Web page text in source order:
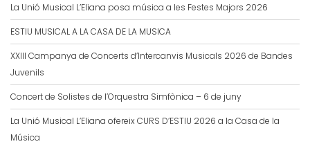
La Unió Musical L’Eliana posa música a les Festes Majors 2026
ESTIU MUSICAL A LA CASA DE LA MUSICA
XXIII Campanya de Concerts d’Intercanvis Musicals 2026 de Bandes
Juvenils
Concert de Solistes de l’Orquestra Simfònica – 6 de juny
La Unió Musical L’Eliana ofereix CURS D’ESTIU 2026 a la Casa de la
Música